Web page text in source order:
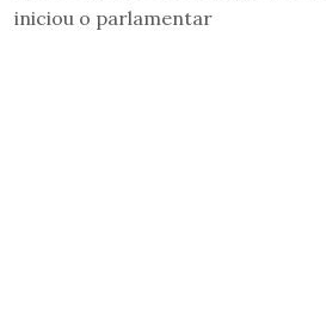
iniciou o parlamentar